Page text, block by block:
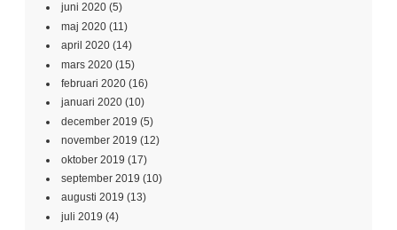
juni 2020 (5)
maj 2020 (11)
april 2020 (14)
mars 2020 (15)
februari 2020 (16)
januari 2020 (10)
december 2019 (5)
november 2019 (12)
oktober 2019 (17)
september 2019 (10)
augusti 2019 (13)
juli 2019 (4)